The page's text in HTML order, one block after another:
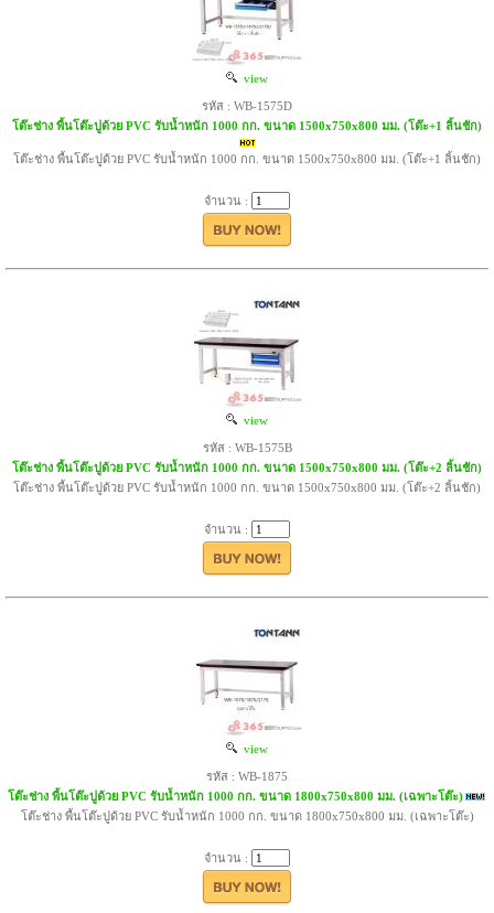
view
รหัส : WB-1575D
โต๊ะช่าง พื้นโต๊ะปูด้วย PVC รับน้ำหนัก 1000 กก. ขนาด 1500x750x800 มม. (โต๊ะ+1 ลิ้นชัก)
โต๊ะช่าง พื้นโต๊ะปูด้วย PVC รับน้ำหนัก 1000 กก. ขนาด 1500x750x800 มม. (โต๊ะ+1 ลิ้นชัก)
จำนวน :
view
รหัส : WB-1575B
โต๊ะช่าง พื้นโต๊ะปูด้วย PVC รับน้ำหนัก 1000 กก. ขนาด 1500x750x800 มม. (โต๊ะ+2 ลิ้นชัก)
โต๊ะช่าง พื้นโต๊ะปูด้วย PVC รับน้ำหนัก 1000 กก. ขนาด 1500x750x800 มม. (โต๊ะ+2 ลิ้นชัก)
จำนวน :
view
รหัส : WB-1875
โต๊ะช่าง พื้นโต๊ะปูด้วย PVC รับน้ำหนัก 1000 กก. ขนาด 1800x750x800 มม. (เฉพาะโต๊ะ)
โต๊ะช่าง พื้นโต๊ะปูด้วย PVC รับน้ำหนัก 1000 กก. ขนาด 1800x750x800 มม. (เฉพาะโต๊ะ)
จำนวน :